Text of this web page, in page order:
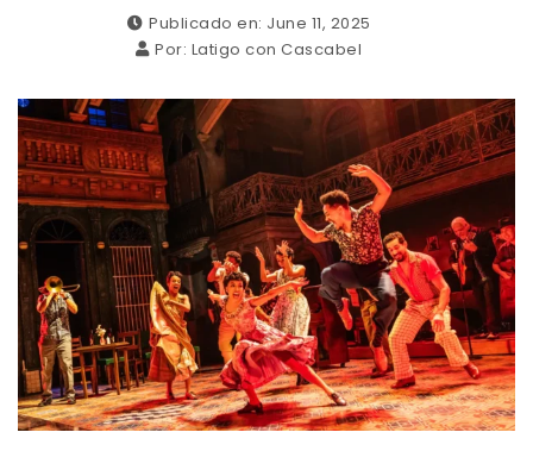
Publicado en: June 11, 2025
Por: Latigo con Cascabel